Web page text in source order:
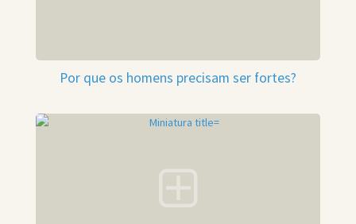
Por que os homens precisam ser fortes?